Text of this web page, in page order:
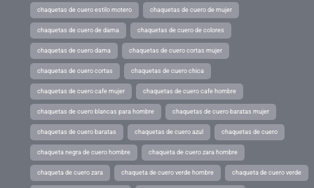
chaquetas de cuero estilo motero chaquetas de cuero de mujer
chaquetas de cuero de dama chaquetas de cuero de colores
chaquetas de cuero dama chaquetas de cuero cortas mujer
chaquetas de cuero cortas chaquetas de cuero chica
chaquetas de cuero cafe mujer chaquetas de cuero cafe hombre
chaquetas de cuero blancas para hombre chaquetas de cuero baratas mujer
chaquetas de cuero baratas chaquetas de cuero azul chaquetas de cuero
chaqueta negra de cuero hombre chaqueta de cuero zara hombre
chaqueta de cuero zara chaqueta de cuero verde hombre chaqueta de cuero verde